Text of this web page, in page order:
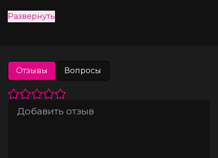
Развернуть
Отзывы Вопросы